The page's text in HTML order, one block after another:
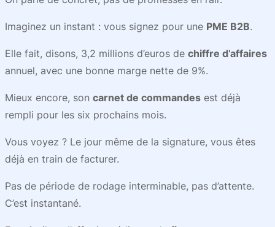
Imaginez un instant : vous signez pour une PME B2B.
Elle fait, disons, 3,2 millions d’euros de chiffre d’affaires
annuel, avec une bonne marge nette de 9%.
Mieux encore, son carnet de commandes est déjà
rempli pour les six prochains mois.
Vous voyez ? Le jour même de la signature, vous êtes
déjà en train de facturer.
Pas de période de rodage interminable, pas d’attente.
C’est instantané.